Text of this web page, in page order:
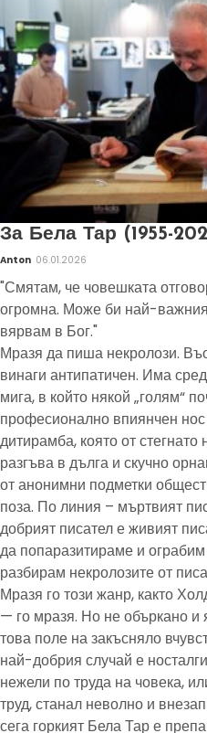
За Бела Тар (1955-
Anton 06.01.2026
"Смятам, че човешката
огромна. Може би най-
вярвам в Бог."
Мразя да пиша некролози.
винаги антипатичен. Има
мига, в който някой „голям“
професионално впиянчен
дитирамба, която от
разгъва в дълга и скучно
от анонимни подметки
поза. По линия – мъртвият
добрият писател е живият
да попаразитираме и
разбирам некролозите от
Мразя го този жанр, както
— го мразя. Но не объркано и
това поле на закъсняло
най-добрия случай е
нежели по труда на човека,
труд, станал неволно и
сега горкият Бела Тар е